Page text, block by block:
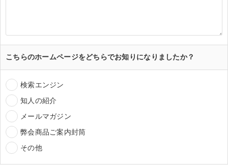
こちらのホームページをどちらでお知りになりましたか？
検索エンジン
知人の紹介
メールマガジン
弊会商品ご案内封筒
その他